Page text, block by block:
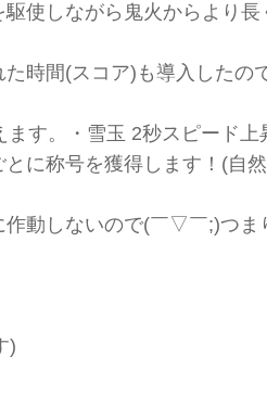
使しながら鬼火からより
時間(スコア)も導入したの
す。・雪玉 2秒スピード
に称号を獲得します！(自
動しないので(￣▽￣;)つま
)